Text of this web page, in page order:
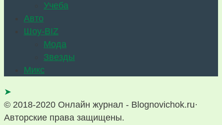
Учеба
Авто
Шоу-BIZ
Мода
Звезды
Микс
➤
© 2018-2020 Онлайн журнал - Blognovichok.ru·
Авторские права защищены.